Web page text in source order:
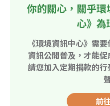
你的關心，關乎
心》為
《環境資訊中心》需
資訊公開普及，才能
請您加入定期捐款的
前